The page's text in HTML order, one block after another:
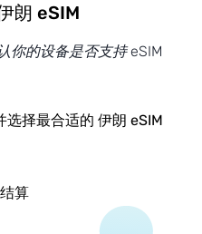
朗 eSIM
你的设备是否支持 eSIM
择最合适的 伊朗 eSIM
算